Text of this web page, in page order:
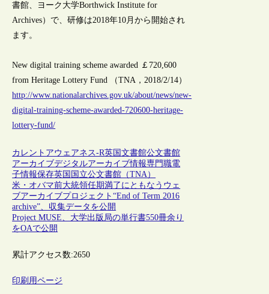
書館、ヨーク大学Borthwick Institute for
Archives）で、研修は2018年10月から開始され
ます。
New digital training scheme awarded ￡720,600
from Heritage Lottery Fund （TNA，2018/2/14）
http://www.nationalarchives.gov.uk/about/news/new-
digital-training-scheme-awarded-720600-heritage-
lottery-fund/
カレントアウェアネス-R英国文書館公文書館
アーカイブデジタルアーカイブ情報専門職電
子情報保存英国国立公文書館（TNA）
米・オバマ前大統領任期満了にともなうウェ
ブアーカイブプロジェクト“End of Term 2016
archive”、収集データを公開
Project MUSE、大学出版局の単行書550冊余り
をOAで公開
累計アクセス数:2650
印刷用ページ